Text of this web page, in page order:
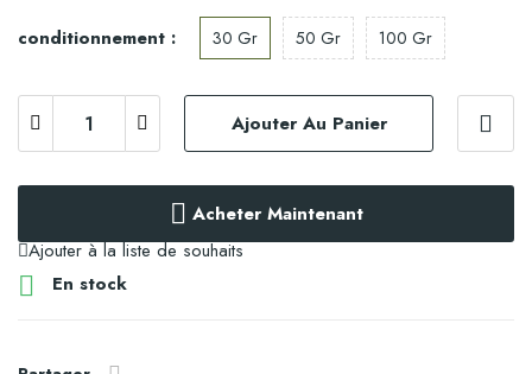
conditionnement : 30 Gr 50 Gr 100 Gr
Ajouter Au Panier
Acheter Maintenant
Ajouter à la liste de souhaits
 En stock